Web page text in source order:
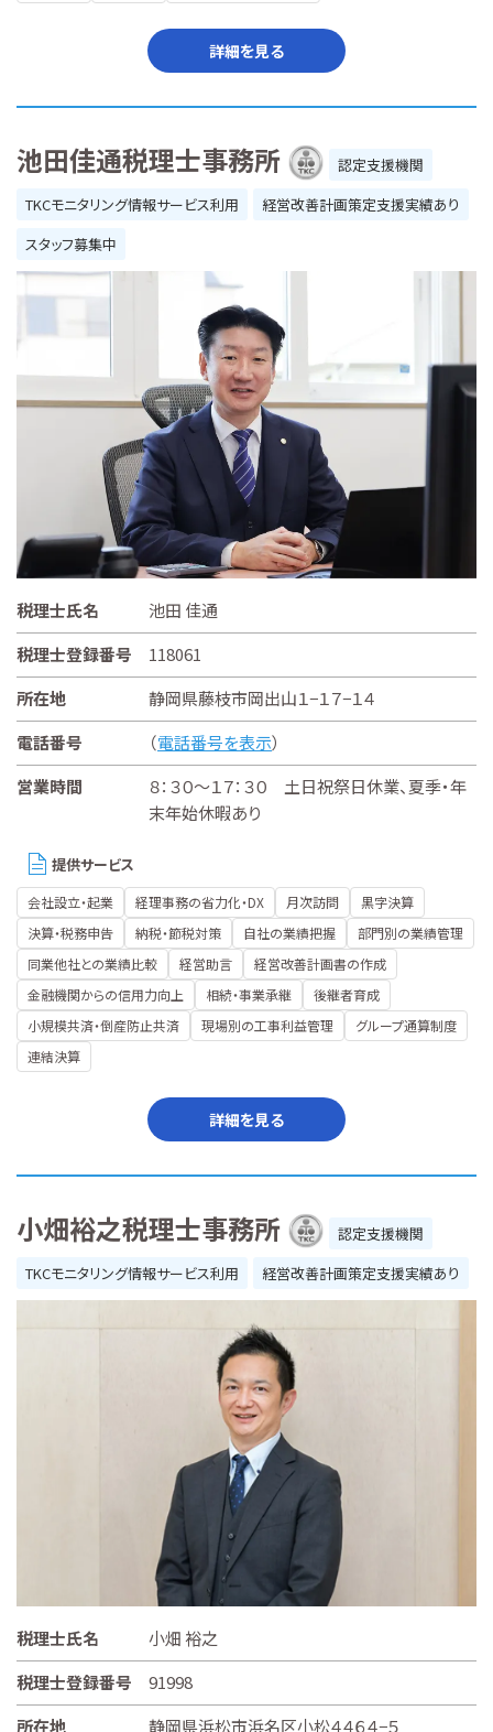
詳細を見る
池田佳通税理士事務所
認定支援機関
TKCモニタリング情報サービス利用
経営改善計画策定支援実績あり
スタッフ募集中
税理士氏名
池田 佳通
税理士登録番号
118061
所在地
静岡県藤枝市岡出山１−１７−１４
電話番号
（電話番号を表示）
営業時間
８：３０～１７：３０ 土日祝祭日休業、夏季・年
末年始休暇あり
提供サービス
会社設立・起業 経理事務の省力化・DX 月次訪問
黒字決算
決算・税務申告
納税・節税対策 自社の業績把握
部門別の業績管理
同業他社との業績比較
経営助言
経営改善計画書の作成
金融機関からの信用力向上
相続・事業承継
後継者育成
小規模共済・倒産防止共済
現場別の工事利益管理
グループ通算制度
連結決算
詳細を見る
小畑裕之税理士事務所
認定支援機関
TKCモニタリング情報サービス利用
経営改善計画策定支援実績あり
税理士氏名
小畑 裕之
税理士登録番号
91998
所在地
静岡県浜松市浜名区小松４４６４−５